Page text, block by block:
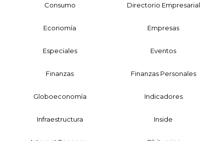
Consumo Directorio Empresarial
Economía Empresas
Especiales Eventos
Finanzas Finanzas Personales
Globoeconomía Indicadores
Infraestructura Inside